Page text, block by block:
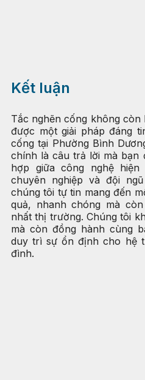
Kết luận
Tắc nghẽn cống không
được một giải pháp đáng
cống tại Phường Bình
chính là câu trả lời mà bạn
hợp giữa công nghệ
chuyên nghiệp và đội
chúng tôi tự tin mang đến
quả, nhanh chóng mà
nhất thị trường. Chúng tôi
mà còn đồng hành cùng
duy trì sự ổn định cho hệ
đình.